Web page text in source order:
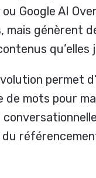
Google AI
mais génèrent
permet
de mots pour